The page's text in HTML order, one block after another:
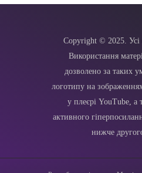
Copyright © 2025. Усі
Використання
дозволено за таких
логотипу на
у плеєрі YouTube, а
активного
нижче